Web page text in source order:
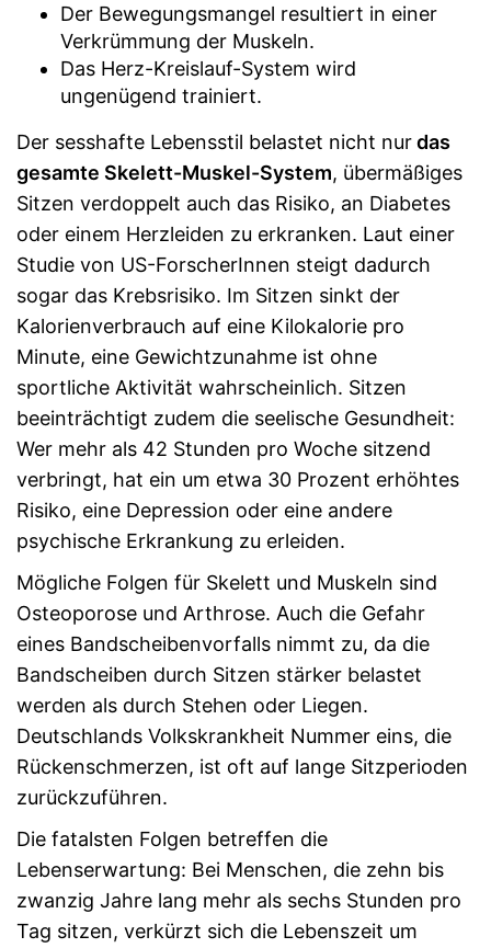
Der Bewegungsmangel resultiert in einer
Verkrümmung der Muskeln.
Das Herz-Kreislauf-System wird
ungenügend trainiert.
Der sesshafte Lebensstil belastet nicht nurdas
gesamte Skelett-Muskel-System, übermäßiges
Sitzen verdoppelt auch das Risiko, an Diabetes
oder einem Herzleiden zu erkranken. Laut einer
Studie von US-ForscherInnen steigt dadurch
sogar das Krebsrisiko. Im Sitzen sinkt der
Kalorienverbrauch auf eine Kilokalorie pro
Minute, eine Gewichtzunahme ist ohne
sportliche Aktivität wahrscheinlich. Sitzen
beeinträchtigt zudem die seelische Gesundheit:
Wer mehr als 42 Stunden pro Woche sitzend
verbringt, hat ein um etwa 30 Prozent erhöhtes
Risiko, eine Depression oder eine andere
psychische Erkrankung zu erleiden.
Mögliche Folgen für Skelett und Muskeln sind
Osteoporose und Arthrose. Auch die Gefahr
eines Bandscheibenvorfalls nimmt zu, da die
Bandscheiben durch Sitzen stärker belastet
werden als durch Stehen oder Liegen.
Deutschlands Volkskrankheit Nummer eins, die
Rückenschmerzen, ist oft auf lange Sitzperioden
zurückzuführen.
Die fatalsten Folgen betreffen die
Lebenserwartung: Bei Menschen, die zehn bis
zwanzig Jahre lang mehr als sechs Stunden pro
Tag sitzen, verkürzt sich die Lebenszeit um